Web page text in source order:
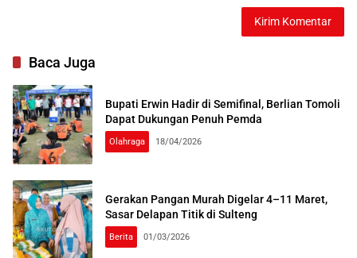
Baca Juga
Bupati Erwin Hadir di Semifinal, Berlian Tomoli
Dapat Dukungan Penuh Pemda
Olahraga 18/04/2026
Gerakan Pangan Murah Digelar 4–11 Maret,
Sasar Delapan Titik di Sulteng
Berita 01/03/2026